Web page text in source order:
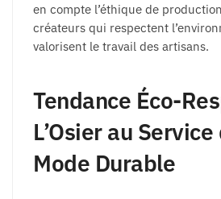
en compte l’éthique de
créateurs qui respectent
valorisent le travail des artisans.
Tendance Éco-
L’Osier au
Mode Durable